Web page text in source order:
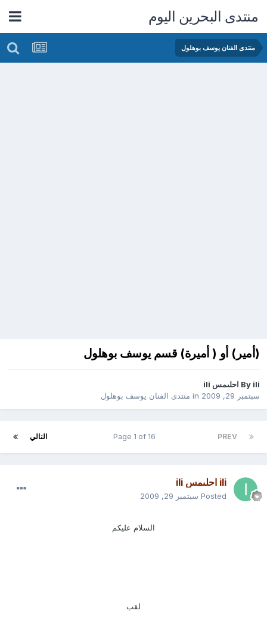
منتدى البحرين اليوم
منتدى الفنان يوسف بوهلول
(أمير) أو ( أميرة) قسم يوسف بوهلول
Byili احلىمس ili
سبتمبر 29, 2009
in منتدى الفنان يوسف بوهلول
PREV التالي Page 1 of 16
ili احلىمس ili
Posted سبتمبر 29, 2009
السلام عليكم
لقب